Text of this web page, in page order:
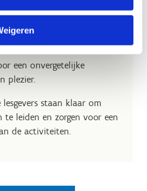
op sportdag
met je klas of zelfs met
een onvergetelijke
plezier.
lesgevers staan klaar om
te leiden en zorgen voor een
de activiteiten.